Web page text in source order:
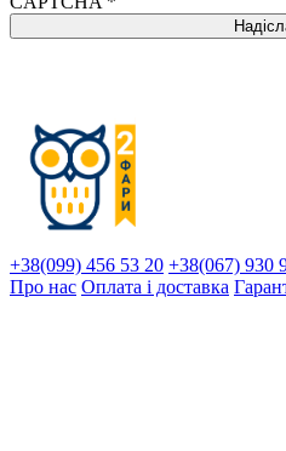
+38(099) 456 53 20 +38(067) 930
Про нас Оплата і доставка